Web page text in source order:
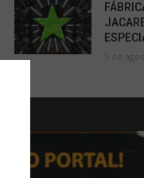
5 de